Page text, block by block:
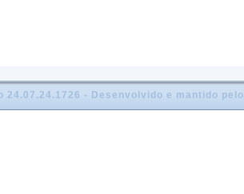
24.07.24.1726 - Desenvolvido e mantido pelo